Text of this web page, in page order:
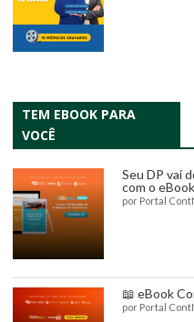
TEM EBOOK PARA
VOCÊ
Seu DP vai
com o
por Portal
📖 eBook
por Portal